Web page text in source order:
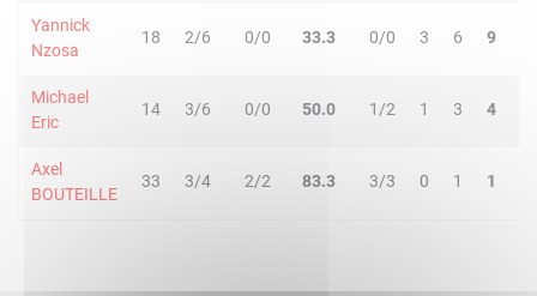
Yannick
Nzosa
18 2/6 0/0 33.3 0/0 3 6 9
Michael
Eric
14 3/6 0/0 50.0 1/2 1 3 4
Axel
BOUTEILLE
33 3/4 2/2 83.3 3/3 0 1 1